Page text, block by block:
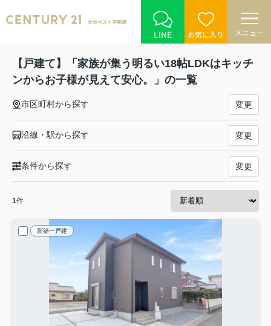
LINE お気に入り メニュー
【戸建て】「家族が集う明るい18帖LDKはキッチ
ンからお子様が見えて安心。」の一覧
市区町村から探す 変更
沿線・駅から探す 変更
条件から探す 変更
1件
新築一戸建